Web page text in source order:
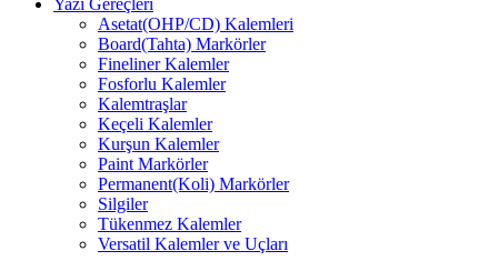
Yazı Gereçleri
Asetat(OHP/CD) Kalemleri
Board(Tahta) Markörler
Fineliner Kalemler
Fosforlu Kalemler
Kalemtraşlar
Keçeli Kalemler
Kurşun Kalemler
Paint Markörler
Permanent(Koli) Markörler
Silgiler
Tükenmez Kalemler
Versatil Kalemler ve Uçları